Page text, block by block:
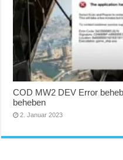
COD MW2 DEV Error
beheben
2. Januar 2023